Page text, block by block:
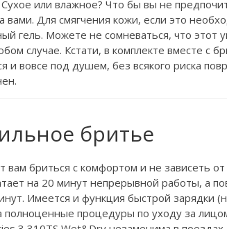
или влажное? Что бы вы не
вами. Для смягчения кожи, если это
гель. Можете не сомневаться, что этот
случае. Кстати, в комплекте вместе с
и вовсе под душем, без всякого риска
бритье
вам бриться с комфортом и не зависеть
на 20 минут непрерывной работы, а
Имеется и функция быстрой зарядки
полноценные процедуры по уходу за